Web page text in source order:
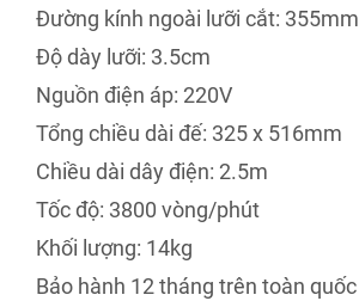
Đường kính ngoài lưỡi cắt: 355mm
Độ dày lưỡi: 3.5cm
Nguồn điện áp: 220V
Tổng chiều dài đế: 325 x 516mm
Chiều dài dây điện: 2.5m
Tốc độ: 3800 vòng/phút
Khối lượng: 14kg
Bảo hành 12 tháng trên toàn quốc